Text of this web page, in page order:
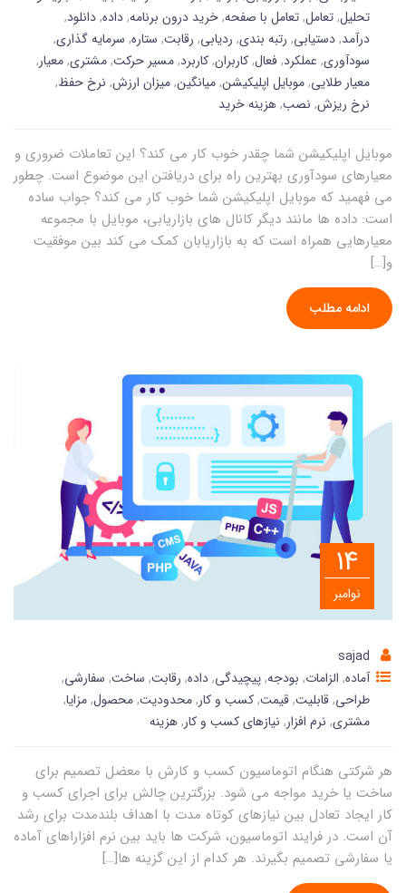
تحلیل,تعامل,تعامل با صفحه,خرید درون برنامه,داده,دانلود,
درآمد,دستیابی, رتبه بندی, ردیابی, رقابت, ستاره, سرمایه گذاری,
سودآوری, عملکرد,فعال,کاربران,کاربرد,مسیر حرکت,مشتری,معیار,
معیار طلایی,موبایل اپلیکیشن,میانگین,میزان ارزش, نرخ حفظ,
نرخ ریزش, نصب,هزینه خرید
موبایل اپلیکیشن شما چقدر خوب کار می کند؟ این تعاملات ضروری و
معیارهای سودآوری بهترین راه برای دریافتن این موضوع است. چطور
می فهمید که موبایل اپلیکیشن شما خوب کار می کند؟ جواب ساده
است: داده ها مانند دیگر کانال های بازاریابی، موبایل با مجموعه
معیارهایی همراه است که به بازاریابان کمک می کند بین موفقیت
و[…]
ادامه مطلب
14
نوامبر
sajad
آماده, الزامات, بودجه,پیچیدگی,داده, رقابت, ساخت, سفارشی,
طراحی,قابلیت,قیمت,کسب و کار,محدودیت,محصول,مزایا,
مشتری, نرم افزار, نیازهای کسب و کار,هزینه
هر شرکتی هنگام اتوماسیون کسب و کارش با معضل تصمیم برای
ساخت یا خرید مواجه می شود. بزرگترین چالش برای اجرای کسب و
کار ایجاد تعادل بین نیازهای کوتاه مدت با اهداف بلندمدت برای رشد
آن است. در فرایند اتوماسیون، شرکت ها باید بین نرم افزاراهای آماده
یا سفارشی تصمیم بگیرند. هر کدام از این گزینه ها[…]